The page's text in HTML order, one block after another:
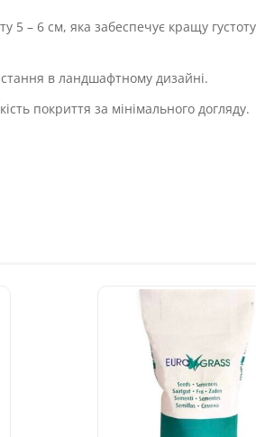
5 – 6 см, яка забеспечує кращу
в ландшафтному дизайні.
покриття за мінімального догляду.